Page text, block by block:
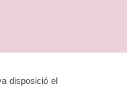
disposició el